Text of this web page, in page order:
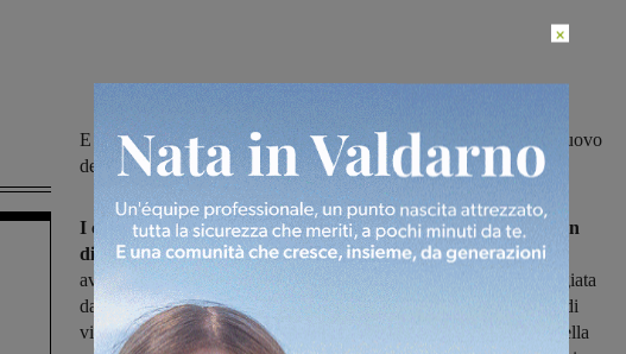
E poi un’altra lite. Intervenuti i carabinieri di Levane e di Castelnuovo
dei Sabbioni
I carabinieri di Levane hanno denunciato in stato di libertà un
disoccupato incensuratoche la notte del nove gennaio ha prima
avuto un lite con una vicina poi le ha danneggiato l'auto parcheggiata
davanti all'abitazione dopo aver tentato di oscurare la telecamera di
videosorveglianza della casa. L’uomo ha distrutto il parabrezza della
×